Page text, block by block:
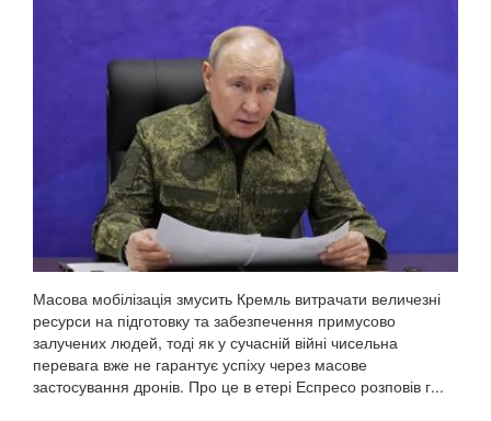
Масова мобілізація змусить Кремль витрачати величезні
ресурси на підготовку та забезпечення примусово
залучених людей, тоді як у сучасній війні чисельна
перевага вже не гарантує успіху через масове
застосування дронів. Про це в етері Еспресо розповів г...